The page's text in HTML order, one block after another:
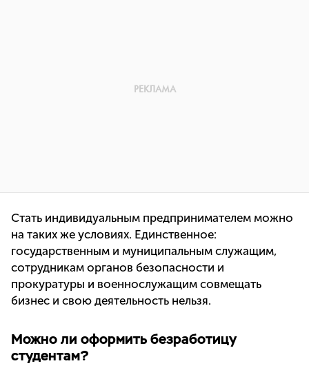
Стать индивидуальным предпринимателем можно
на таких же условиях. Единственное:
государственным и муниципальным служащим,
сотрудникам органов безопасности и
прокуратуры и военнослужащим совмещать
бизнес и свою деятельность нельзя.
Можно ли оформить безработицу
студентам?